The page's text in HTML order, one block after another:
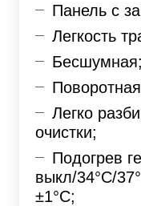
Панель с
Легкость
Бесшумная;
Легко
очистки;
Подогрев
выкл/34°С/
±1°С;